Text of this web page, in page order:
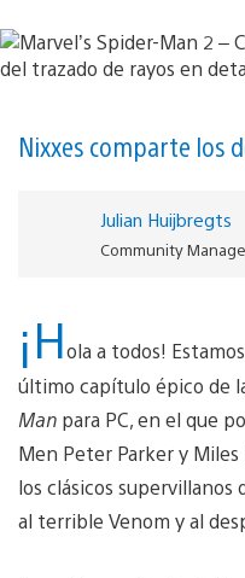
Nixxes comparte los
Julian Huijbregts
Community
¡Hola a todos!
último capítulo épico de
Man para PC, en el que
Men Peter Parker y
los clásicos
al terrible Venom y al